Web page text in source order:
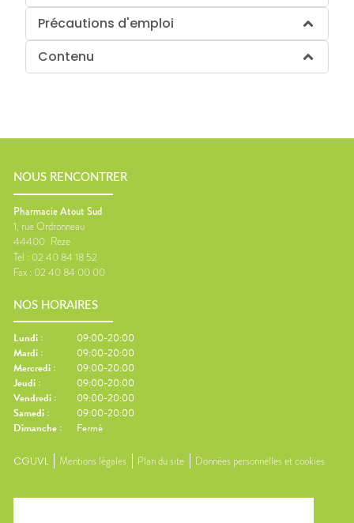
Précautions d'emploi
Contenu
NOUS RENCONTRER
Pharmacie Atout Sud
1, rue Ordronneau
44400 Reze
Tel : 02 40 84 18 52
Fax : 02 40 84 00 00
NOS HORAIRES
Lundi :
09:00-20:00
Mardi :
09:00-20:00
Mercredi :
09:00-20:00
Jeudi :
09:00-20:00
Vendredi :
09:00-20:00
Samedi :
09:00-20:00
Dimanche : Fermé
CGUVL Mentions légales Plan du site Données personnelles et cookies